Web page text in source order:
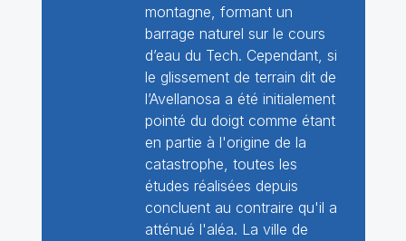
montagne, formant un
barrage naturel sur le cours
d’eau du Tech. Cependant, si
le glissement de terrain dit de
l’Avellanosa a été initialement
pointé du doigt comme étant
en partie à l'origine de la
catastrophe, toutes les
études réalisées depuis
concluent au contraire qu'il a
atténué l'aléa. La ville de